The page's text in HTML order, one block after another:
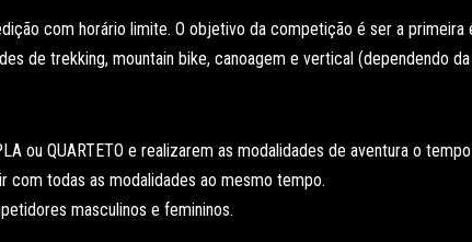
com horário limite. O objetivo da competição é ser a primeira
de trekking, mountain bike, canoagem e vertical (dependendo
ou QUARTETO e realizarem as modalidades de aventura o
todas as modalidades ao mesmo tempo.
masculinos e femininos.